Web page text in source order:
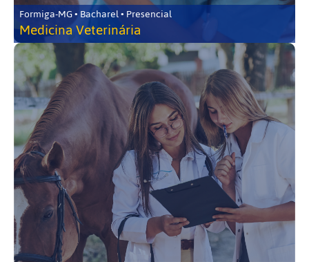
Formiga-MG • Bacharel • Presencial
Medicina Veterinária